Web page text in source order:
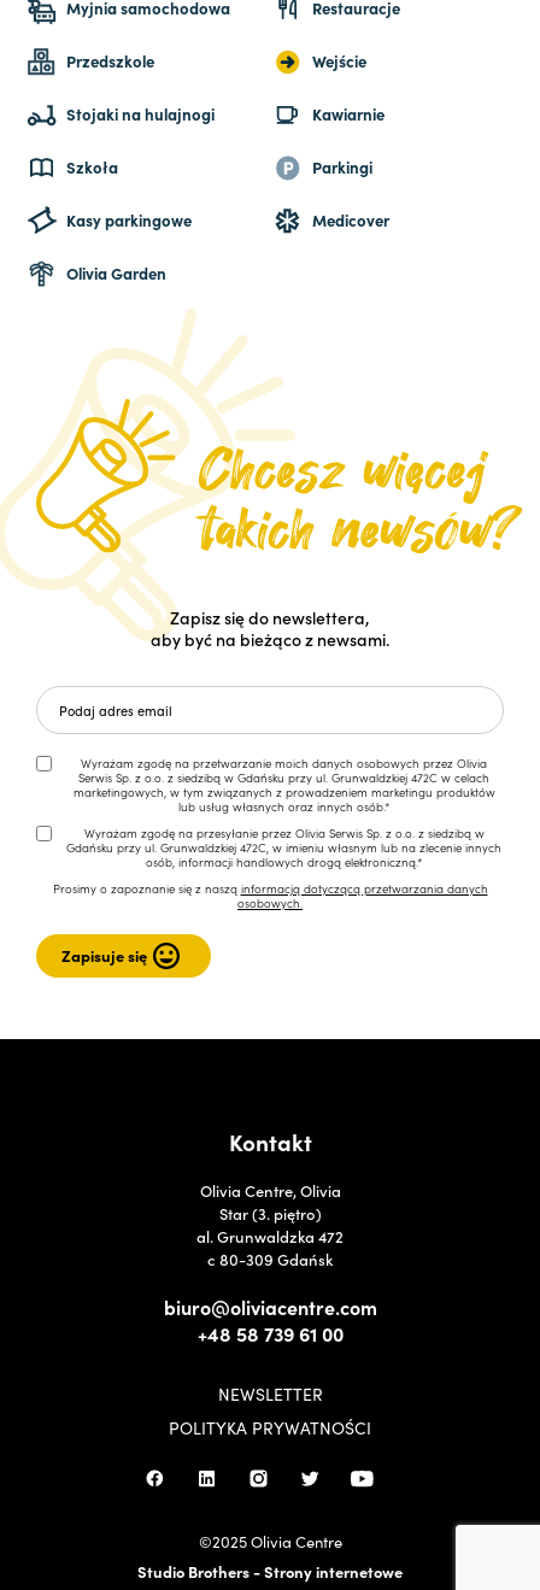
Myjnia samochodowa Restauracje
Przedszkole Wejście
Stojaki na hulajnogi Kawiarnie
Szkoła Parkingi
Kasy parkingowe Medicover
Olivia Garden
Zapisz się do newslettera,
aby być na bieżąco z newsami.
Wyrażam zgodę na przetwarzanie moich danych osobowych przez Olivia
Serwis Sp. z o.o. z siedzibą w Gdańsku przy ul. Grunwaldzkiej 472C w celach
marketingowych, w tym związanych z prowadzeniem marketingu produktów
lub usług własnych oraz innych osób.*
Wyrażam zgodę na przesyłanie przez Olivia Serwis Sp. z o.o. z siedzibą w
Gdańsku przy ul. Grunwaldzkiej 472C, w imieniu własnym lub na zlecenie innych
osób, informacji handlowych drogą elektroniczną.*
Prosimy o zapoznanie się z naszą informacją dotyczącą przetwarzania danych
osobowych.
Kontakt
Olivia Centre, Olivia
Star (3. piętro)
al. Grunwaldzka 472
c 80-309 Gdańsk
biuro@oliviacentre.com
+48 58 739 61 00
NEWSLETTER
POLITYKA PRYWATNOŚCI
©2025 Olivia Centre
Studio Brothers - Strony internetowe